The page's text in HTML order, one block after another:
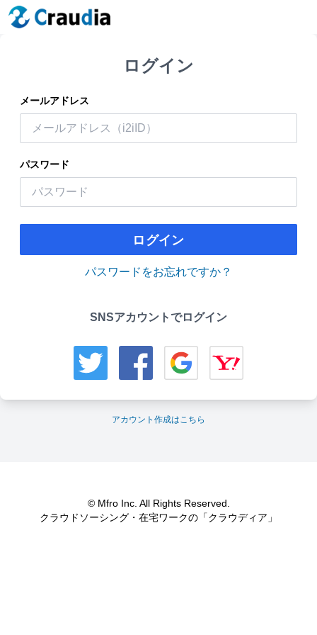
ログイン
メールアドレス
パスワード
ログイン
パスワードをお忘れですか？
SNSアカウントでログイン
アカウント作成はこちら
© Mfro Inc. All Rights Reserved.
クラウドソーシング・在宅ワークの「クラウディア」